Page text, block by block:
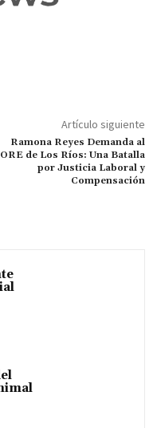
Artículo siguiente
Ramona Reyes Demanda al
de Los Ríos: Una Batalla
por Justicia Laboral y
Compensación